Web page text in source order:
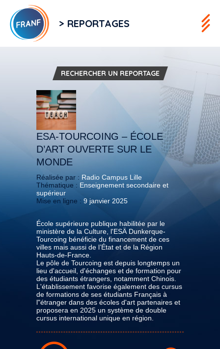
> REPORTAGES
RECHERCHER UN REPORTAGE
ESA-TOURCOING – ÉCOLE
D’ART OUVERTE SUR LE
MONDE
Réalisée par : Radio Campus Lille
Thématique : Enseignement secondaire et
supérieur
Mise en ligne : 9 janvier 2025
École supérieure publique habilitée par le
ministère de la Culture, l'ESÄ Dunkerque-
Tourcoing bénéficie du financement de ces
villes mais aussi de l’État et de la Région
Hauts-de-France.
Le pôle de Tourcoing est depuis longtemps un
lieu d'accueil, d'échanges et de formation pour
des étudiants étrangers, notamment Chinois.
L'établissement favorise également des cursus
de formations de ses étudiants Français à
l"étranger dans des écoles d'art partenaires et
proposera en 2025 un système de double
cursus international unique en région.